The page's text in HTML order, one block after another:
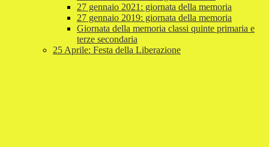
27 gennaio 2021: giornata della memoria
27 gennaio 2019: giornata della memoria
Giornata della memoria classi quinte primaria e
terze secondaria
25 Aprile: Festa della Liberazione